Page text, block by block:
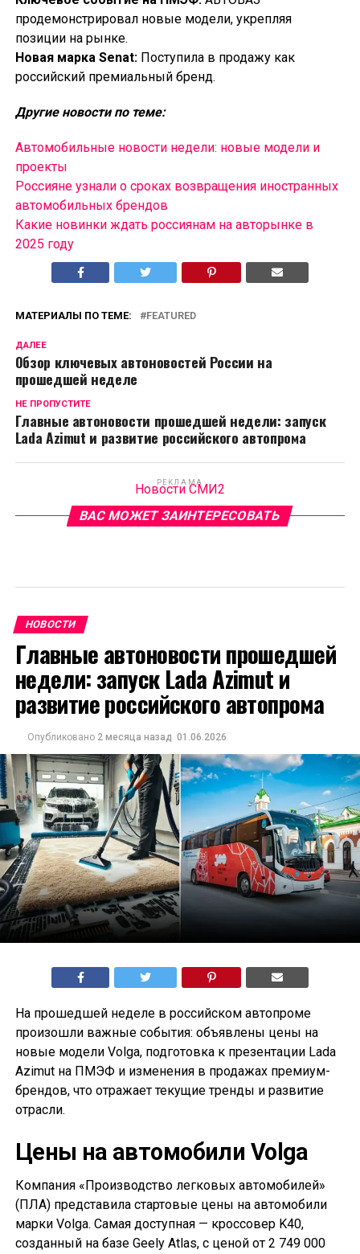
продемонстрировал новые модели, укрепляя
позиции на рынке.
Новая марка Senat:Поступила в продажу как
российский премиальный бренд.
Другие новости по теме:
Автомобильные новости недели: новые модели и
проекты
Россияне узнали о сроках возвращения иностранных
автомобильных брендов
Какие новинки ждать россиянам на авторынке в
2025 году
МАТЕРИАЛЫ ПО ТЕМЕ: FEATURED
ДАЛЕЕ
Обзор ключевых автоновостей России на
прошедшей неделе
НЕ ПРОПУСТИТЕ
Главные автоновости прошедшей недели: запуск
Lada Azimut и развитие российского автопрома
РЕКЛАМА
Новости СМИ2
ВАС МОЖЕТ ЗАИНТЕРЕСОВАТЬ
НОВОСТИ
Главные автоновости прошедшей
недели: запуск Lada Azimut и
развитие российского автопрома
Опубликовано 2 месяца назад 01.06.2026
На прошедшей неделе в российском автопроме
произошли важные события: объявлены цены на
новые модели Volga, подготовка к презентации Lada
Azimut на ПМЭФ и изменения в продажах премиум-
брендов, что отражает текущие тренды и развитие
отрасли.
Цены на автомобили Volga
Компания «Производство легковых автомобилей»
(ПЛА) представила стартовые цены на автомобили
марки Volga. Самая доступная — кроссовер K40,
созданный на базе Geely Atlas, с ценой от 2 749 000